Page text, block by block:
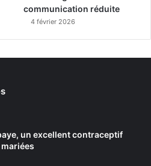
communication réduite
4 février 2026
un excellent contraceptif